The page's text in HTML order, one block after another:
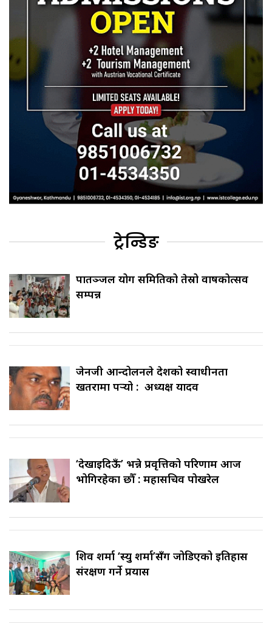
ट्रेन्डिङ
पातञ्जल योग समितिको तेस्रो वार्षिकोत्सव
सम्पन्न
जेनजी आन्दोलनले देशको स्वाधीनता
खतरामा पर्‍यो : अध्यक्ष यादव
‘देखाइदिऊँ’ भन्ने प्रवृत्तिको परिणाम आज
भोगिरहेका छौँ : महासचिव पोखरेल
शिव शर्मा ‘स्यु शर्मा’सँग जोडिएको इतिहास
संरक्षण गर्ने प्रयास